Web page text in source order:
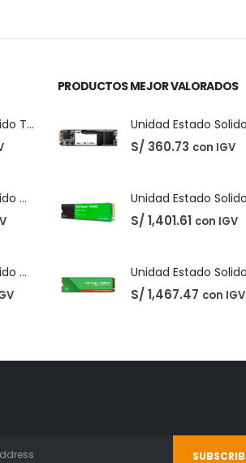
Unidad Estado Solido TeamGroup 512GB MS30
Unidad Estado Solido Western Digital Green SN350 2TB
Unidad Estado Solido WD Green SN3000 NVMe 1TB
PRODUCTOS MEJOR VALORADOS
S/ 360.73 con IGV
S/ 1,401.61 con IGV
S/ 1,467.47 con IGV